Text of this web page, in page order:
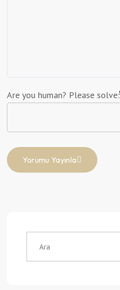
Are you human? Please solve:
Yorumu Yayınla